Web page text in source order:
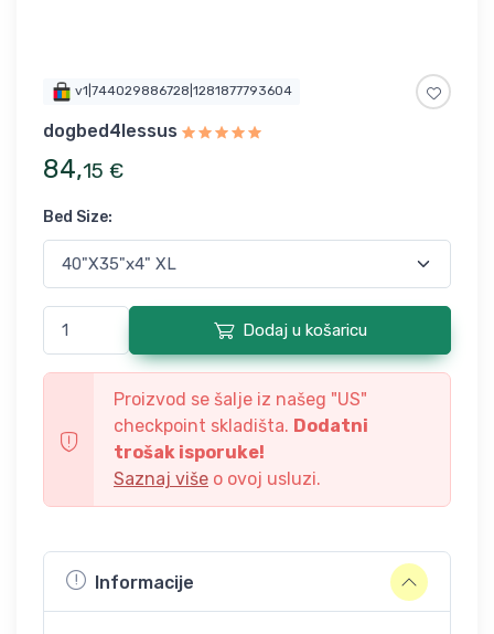
v1|744029886728|1281877793604
dogbed4lessus
84,15 €
Bed Size:
Dodaj u košaricu
Proizvod se šalje iz našeg "US"
checkpoint skladišta. Dodatni
trošak isporuke!
Saznaj više o ovoj usluzi.
Informacije